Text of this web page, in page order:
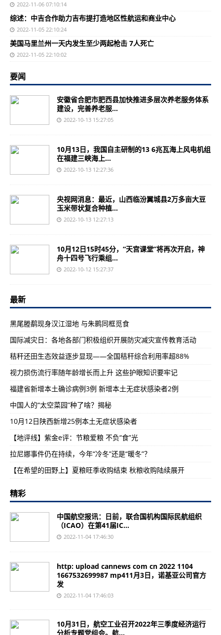
2022-11-06 07:10:14
综述：中吉合作助力吉布提打造地区性航运和商业中心
2022-11-05 22:10:24
美国马里兰州一天内发生至少两起枪击 7人死亡
2022-11-05 22:10:02
要闻
安徽省合肥市肥西县加快推进多层次养老服务体系
建设，完善养老服...
2022-10-13 15:27:05
10月13日，我国自主研制的13 6兆瓦海上风电机组
在福建三峡海上...
2022-10-13 12:27:36
央视网消息：最近，山西临汾翼城县2万多亩大豆
玉米带状复合种植...
2022-10-13 12:27:13
10月12日15时45分，“天宫课堂”将再次开启，神
舟十四号飞行乘组...
2022-10-12 15:27:37
最新
黑尾塍鹬现身汉江湿地 与朱鹮同框觅食
国际减灾日：各地各部门积极组织开展防灾减灾宣传教育活动
秸秆还田生态效益逐步显现——全国秸秆综合利用率超88%
视力损伤流行率随年龄增长而上升 这些护眼知识要牢记
福建省新增本土确诊病例3例 新增本土无症状感染者2例
中国人的“太空菜园”种了啥？揭秘
10月12日陕西新增25例本土无症状感染者
【地评线】紫金e评：节粮爱粮 不负“食”光
拉尼娜事件仍在持续，今年“冷冬”还是“暖冬”？
【在希望的田野上】夏粮旺季收购结束 秋粮收购陆续展开
精彩
中国航空报讯：日前，联合国机构国际民航组织
（ICAO）在第41届IC...
2022-11-04 17:46:30
http: upload cannews com cn 2022 1104
1667532699987 mp411月3日，诺基亚公司官方
发
2022-11-04 17:46:03
10月31日，航空工业召开2022年三季度经济运行
分析专题党组会。航...